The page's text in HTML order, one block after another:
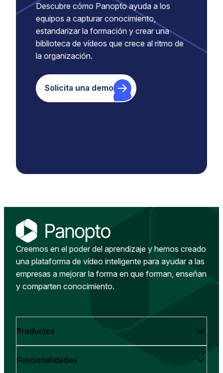
Descubre cómo Panopto ayuda a los
equipos a capturar conocimiento,
estandarizar la formación y crear una
biblioteca de vídeos que crece al ritmo de
la organización.
Solicita una demo
Creemos en el poder del aprendizaje y hemos creado
una plataforma de vídeo inteligente para ayudar a las
empresas a mejorar la forma en que forman, enseñan
y comparten conocimiento.
Productos
Funcionalidades